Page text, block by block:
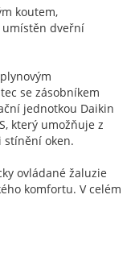
koutem,
umístěn dveřní
se zásobníkem
jednotkou Daikin
který umožňuje z
stínění oken.
ovládané žaluzie
komfortu. V celém